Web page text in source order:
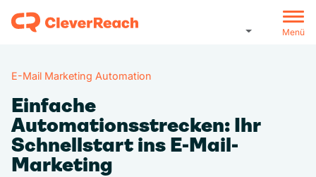
Menü
E-Mail Marketing Automation
Einfache
Automationsstrecken: Ihr
Schnellstart ins E-Mail-
Marketing